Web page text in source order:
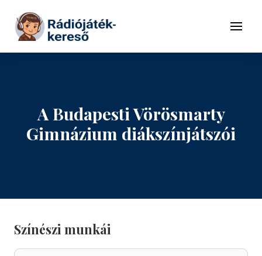
Tovább a tartalomhoz
Menü
A Budapesti Vörösmarty
Gimnázium diákszínjátszói
Színészi munkái